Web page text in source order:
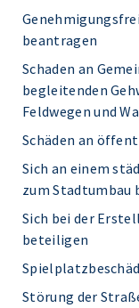
beantragen
Schaden an
begleitenden
Feldwegen und
Schäden an
Sich an einem
zum Stadtumbau
Sich bei der
beteiligen
Störung der